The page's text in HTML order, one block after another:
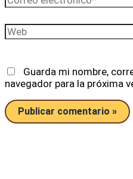
electrónico*
Web
Guarda mi nombre,
navegador para la próxima